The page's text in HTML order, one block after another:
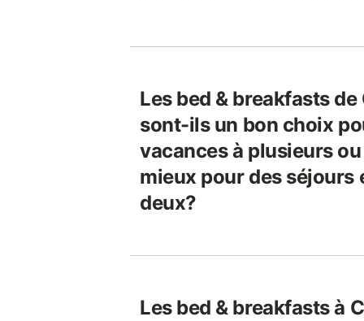
Les bed & breakfasts
sont-ils un bon choix
vacances à plusieurs
mieux pour des séjours
deux?
Les bed & breakfasts à